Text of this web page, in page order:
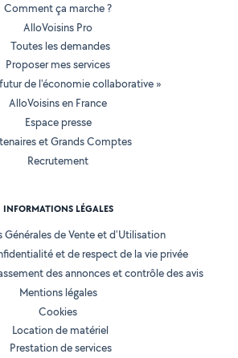
Comment ça marche ?
AlloVoisins Pro
Toutes les demandes
Proposer mes services
futur de l'économie collaborative »
AlloVoisins en France
Espace presse
et Grands Comptes
Recrutement
INFORMATIONS LÉGALES
de Vente et d'Utilisation
et de respect de la vie privée
des annonces et contrôle des avis
Mentions légales
Cookies
Location de matériel
Prestation de services